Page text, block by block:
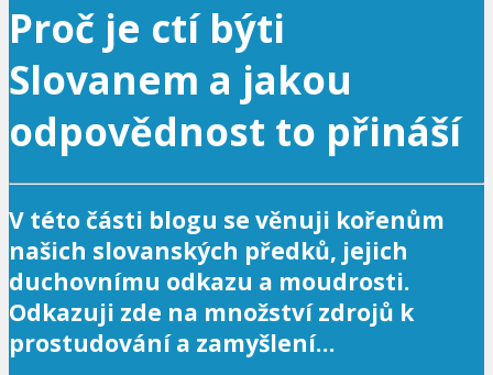
Proč je ctí býti
Slovanem a jakou
odpovědnost to přináší
V této části blogu se věnuji kořenům
našich slovanských předků, jejich
duchovnímu odkazu a moudrosti.
Odkazuji zde na množství zdrojů k
prostudování a zamyšlení…